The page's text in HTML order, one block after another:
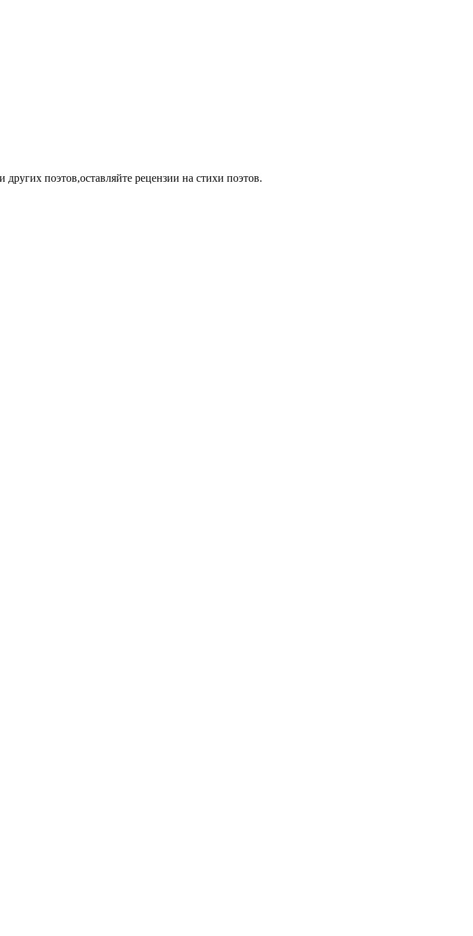
поэтов,оставляйте рецензии на стихи поэтов.